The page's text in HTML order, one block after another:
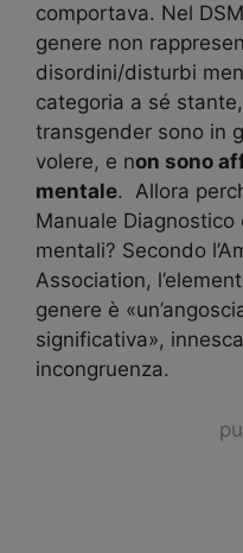
comportava. Nel
genere non
disordini/disturbi
categoria a sé
transgender sono in
volere, e non sono
mentale. Allora
Manuale
mentali? Secondo
Association,
genere è
significativa»,
incongruenza.